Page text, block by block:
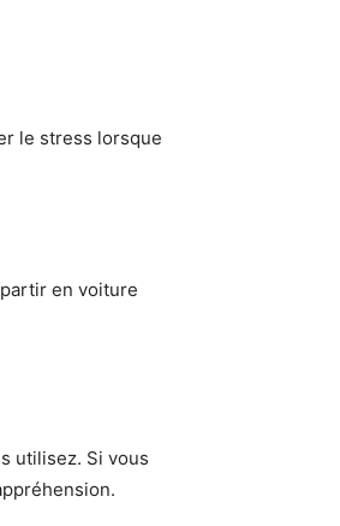
le stress lorsque
en voiture
utilisez. Si vous